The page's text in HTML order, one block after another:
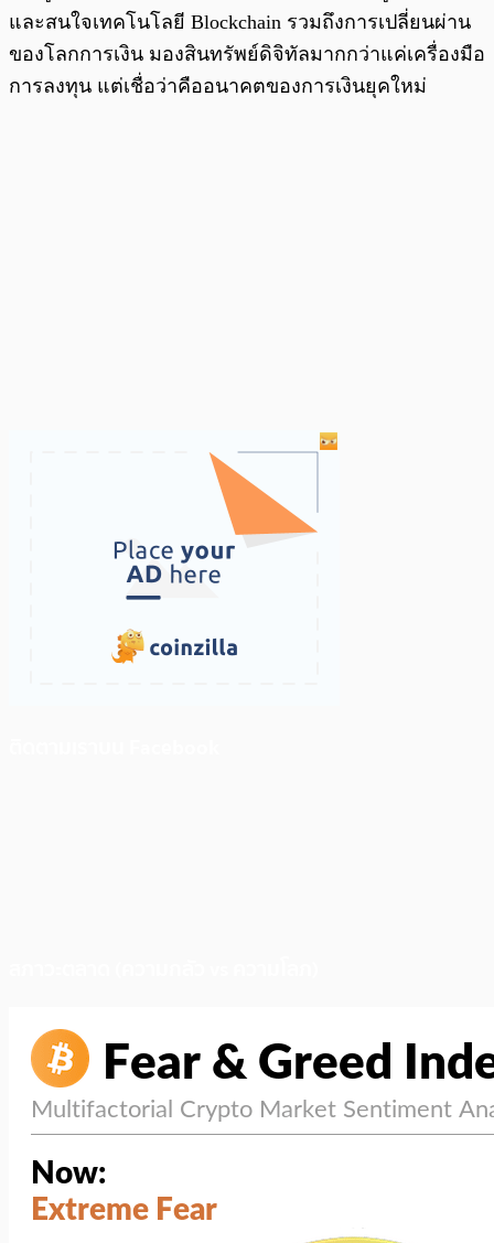
และสนใจเทคโนโลยี Blockchain รวมถึงการเปลี่ยนผ่าน
ของโลกการเงิน มองสินทรัพย์ดิจิทัลมากกว่าแค่เครื่องมือ
การลงทุน แต่เชื่อว่าคืออนาคตของการเงินยุคใหม่